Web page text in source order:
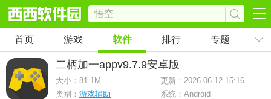
首页 游戏 软件 排行 专题
二柄加一appv9.7.9安卓版
大小： 81.1M
更新：2026-06-12 15:16
类别： 游戏辅助 系统：Android